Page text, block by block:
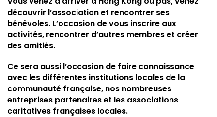
découvrir l’association et rencontrer ses
bénévoles. L’occasion de vous inscrire aux
activités, rencontrer d’autres membres et créer
des amitiés.
Ce sera aussi l’occasion de faire connaissance
avec les différentes institutions locales de la
communauté française, nos nombreuses
entreprises partenaires et les associations
caritatives françaises locales.